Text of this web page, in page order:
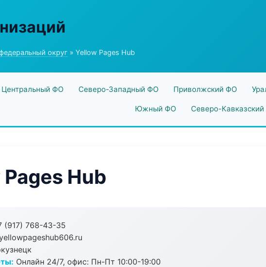
округ » Yellow Pages Hub
Центральный ФО Северо-Западный ФО Приволжский ФО
Южный ФО Северо-
Hub
(917) 768-43-35
Онлайн 24/7, офис: Пн-Пт 10:00-19:00